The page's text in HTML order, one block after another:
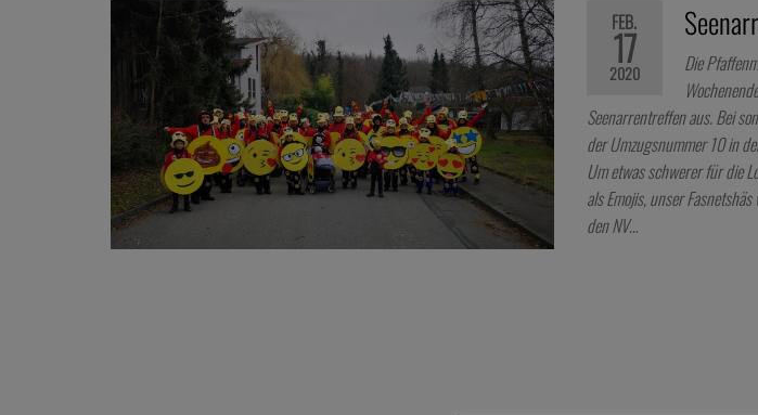
FEB.
17
2020
Die
Seenarrentreffen aus. Bei
der Umzugsnummer 10 in
Um etwas schwerer für die
als Emojis, unser
den NV…